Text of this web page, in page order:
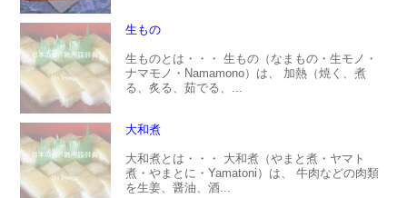
生もの
生ものとは・・・ 生もの（なまもの・生モノ・
ナマモノ・Namamono）は、 加熱（焼く、煮
る、炙る、茹でる、...
大和煮
大和煮とは・・・ 大和煮（やまと煮・ヤマト
煮・やまとに・Yamatoni）は、 牛肉などの肉類
を生姜、醤油、酒...